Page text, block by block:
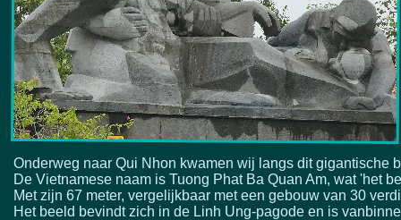
Onderweg naar Qui Nhon kwamen wij langs dit gigantische
De Vietnamese naam is Tuong Phat Ba Quan Am, wat 'het
Met zijn 67 meter, vergelijkbaar met een gebouw van 30
Het beeld bevindt zich in de Linh Ung-pagode en is